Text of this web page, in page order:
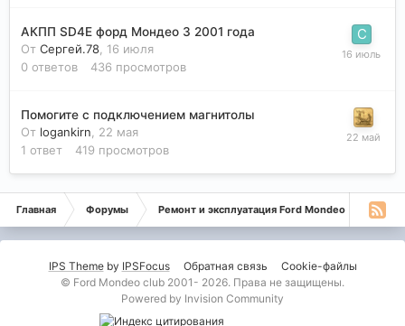
АКПП SD4E форд Мондео 3 2001 года
От Сергей.78, 16 июля
0 ответов 436 просмотров
Помогите с подключением магнитолы
От logankirn, 22 мая
1 ответ 419 просмотров
Главная Форумы Ремонт и эксплуатация Ford Mondeo
IPS Themeby IPSFocus Обратная связь
Cookie-файлы
© Ford Mondeo club 2001- 2026. Права не защищены.
Powered by Invision Community